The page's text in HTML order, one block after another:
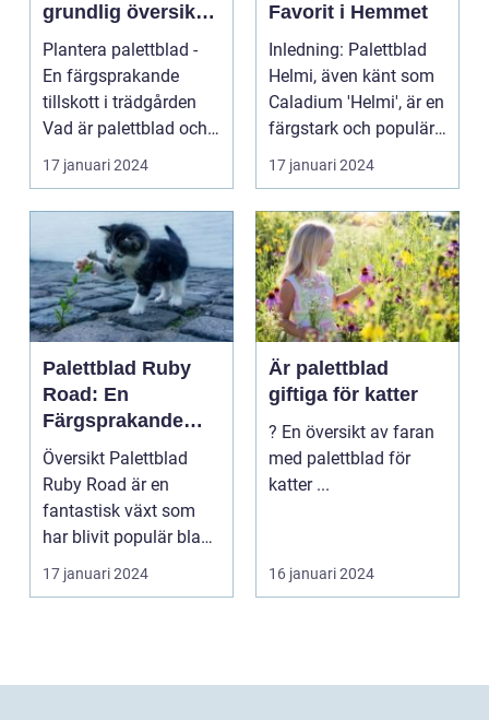
grundlig översikt
och presentation
Plantera palettblad -
En färgsprakande
tillskott i trädgården
Vad är palettblad och
vilka typer fin...
17 januari 2024
Favorit i Hemmet
Inledning: Palettblad
Helmi, även känt som
Caladium 'Helmi', är en
färgstark och populär
växt som ha...
17 januari 2024
Palettblad Ruby
Road: En
Färgsprakande
Skapelse För
Trädgården
Översikt Palettblad
Ruby Road är en
fantastisk växt som
har blivit populär bland
trädgårdsentusiast...
17 januari 2024
Är palettblad
giftiga för katter
? En översikt av faran
med palettblad för
katter ...
16 januari 2024